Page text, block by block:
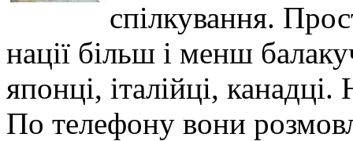
спілкування.
нації більш і менш
японці, італійці,
По телефону вони